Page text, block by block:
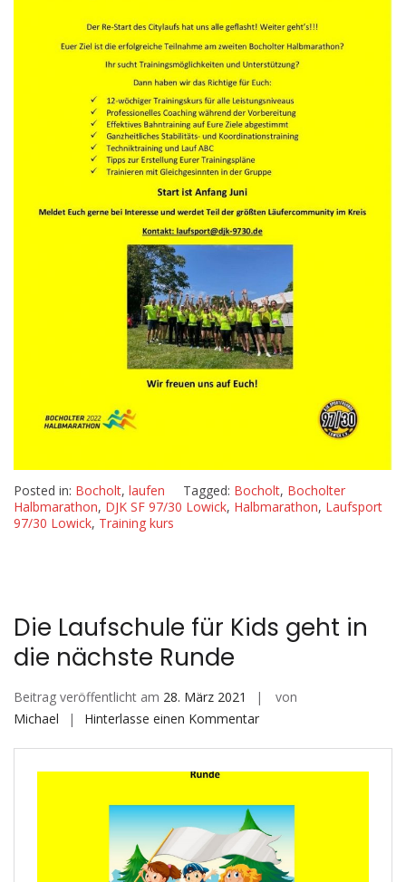
Posted in: Bocholt, laufen Tagged: Bocholt, Bocholter
Halbmarathon, DJK SF 97/30 Lowick, Halbmarathon, Laufsport
97/30 Lowick, Training kurs
Die Laufschule für Kids geht in
die nächste Runde
Beitrag veröffentlicht am 28. März 2021
von
Michael
Hinterlasse einen Kommentarauf
Kids
geht
in
die